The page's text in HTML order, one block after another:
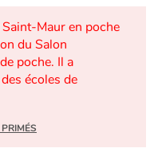
Maur en poche
du Salon
poche. Il a
écoles de